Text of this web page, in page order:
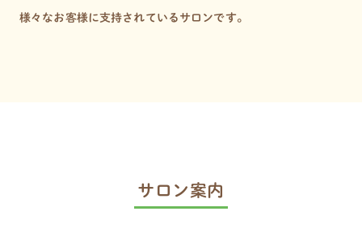
様々なお客様に支持されているサロンです。
サロン案内